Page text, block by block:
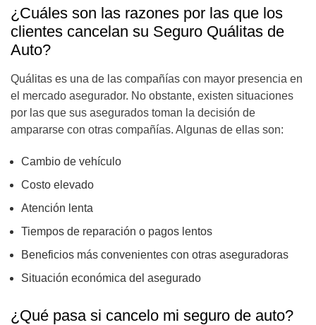
¿Cuáles son las razones por las que los
clientes cancelan su Seguro Quálitas de
Auto?
Quálitas es una de las compañías con mayor presencia en
el mercado asegurador. No obstante, existen situaciones
por las que sus asegurados toman la decisión de
ampararse con otras compañías. Algunas de ellas son:
Cambio de vehículo
Costo elevado
Atención lenta
Tiempos de reparación o pagos lentos
Beneficios más convenientes con otras aseguradoras
Situación económica del asegurado
¿Qué pasa si cancelo mi seguro de auto?